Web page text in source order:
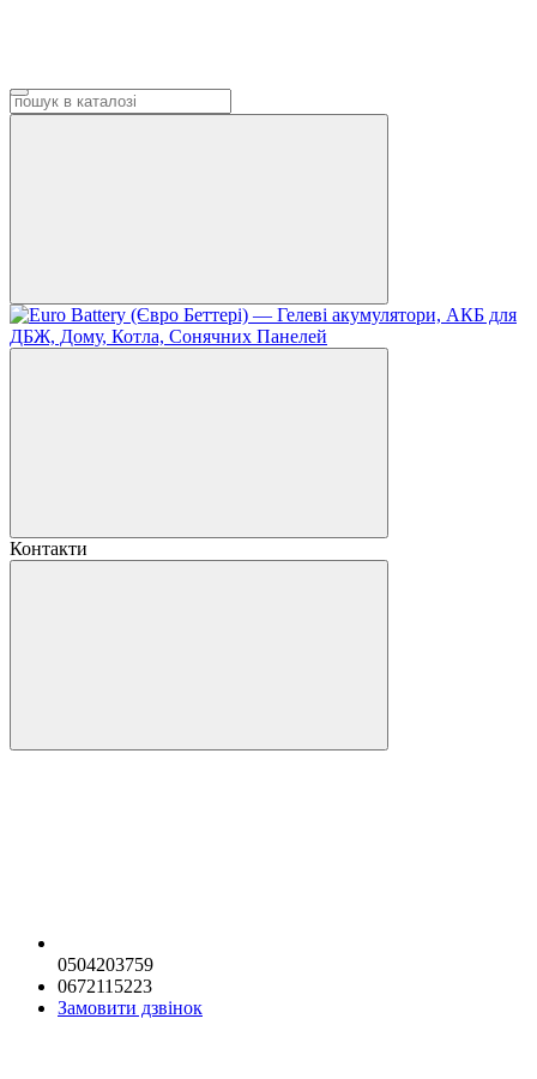
Контакти
0504203759
0672115223
Замовити дзвінок